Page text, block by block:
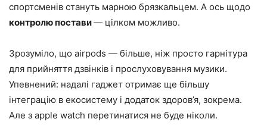
спортсменів стануть марною брязкальцем. А ось щодо
контролю постави— цілком можливо.
Зрозуміло, що airpods — більше, ніж просто гарнітура
для прийняття дзвінків і прослуховування музики.
Упевнений: надалі гаджет отримає ще більшу
інтеграцію в екосистему і додаток здоров’я, зокрема.
Але з apple watch перетинатися не буде ніколи.